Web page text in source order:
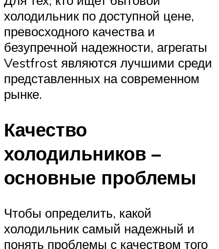
холодильник по доступной цене,
превосходного качества и
безупречной надежности, агрегаты
Vestfrost являются лучшими среди
представленных на современном
рынке.
Качество
холодильников –
основные проблемы
Чтобы определить, какой
холодильник самый надежный и
понять проблемы с качеством того